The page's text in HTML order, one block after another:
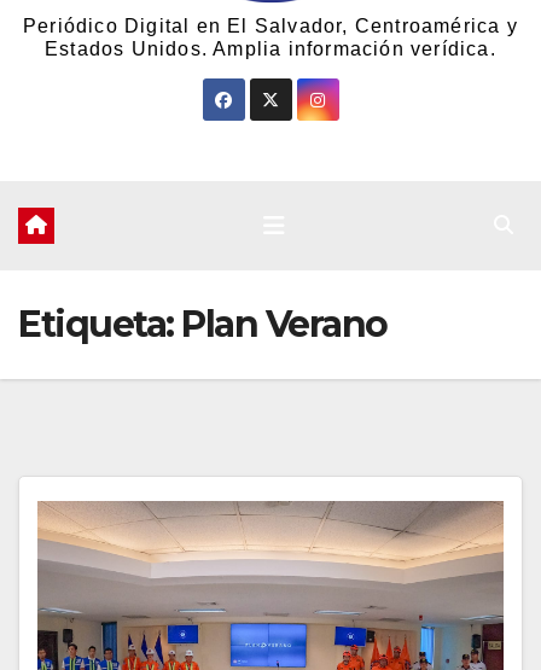
Periódico Digital en El Salvador, Centroamérica y
Estados Unidos. Amplia información verídica.
Etiqueta: Plan Verano